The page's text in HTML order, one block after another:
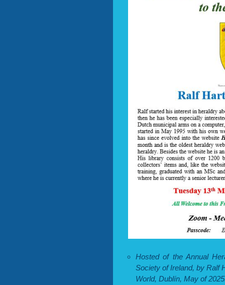
Hosted of the Annual
Society of Ireland, by Ralf
World, Dublín, May of